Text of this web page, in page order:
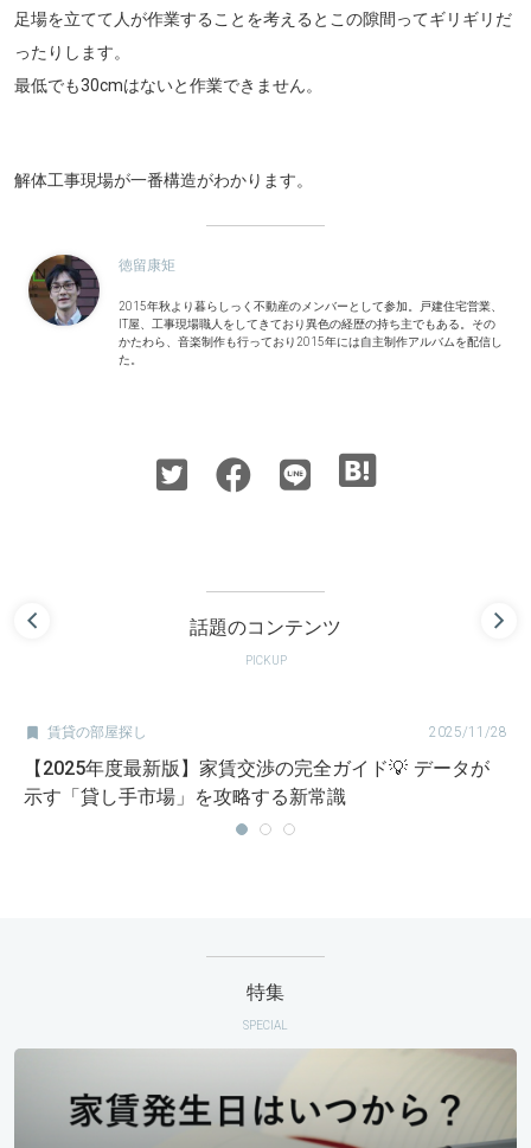
足場を立てて人が作業することを考えるとこの隙間ってギリギリだ
ったりします。
最低でも30cmはないと作業できません。
解体工事現場が一番構造がわかります。
徳留康矩
2015年秋より暮らしっく不動産のメンバーとして参加。戸建住宅営業、
IT屋、工事現場職人をしてきており異色の経歴の持ち主でもある。その
かたわら、音楽制作も行っており2015年には自主制作アルバムを配信し
た。
話題のコンテンツ
PICKUP
 賃貸の部屋探し 2025/11/28
【2025年度最新版】家賃交渉の完全ガイド💡 データが
示す「貸し手市場」を攻略する新常識
特集
SPECIAL